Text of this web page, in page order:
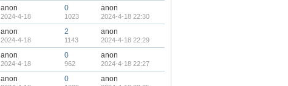
anon
2024-4-18
0
1023
anon
2024-4-18 22:30
anon
2024-4-18
2
1143
anon
2024-4-18 22:29
anon
2024-4-18
0
962
anon
2024-4-18 22:27
anon 0 anon